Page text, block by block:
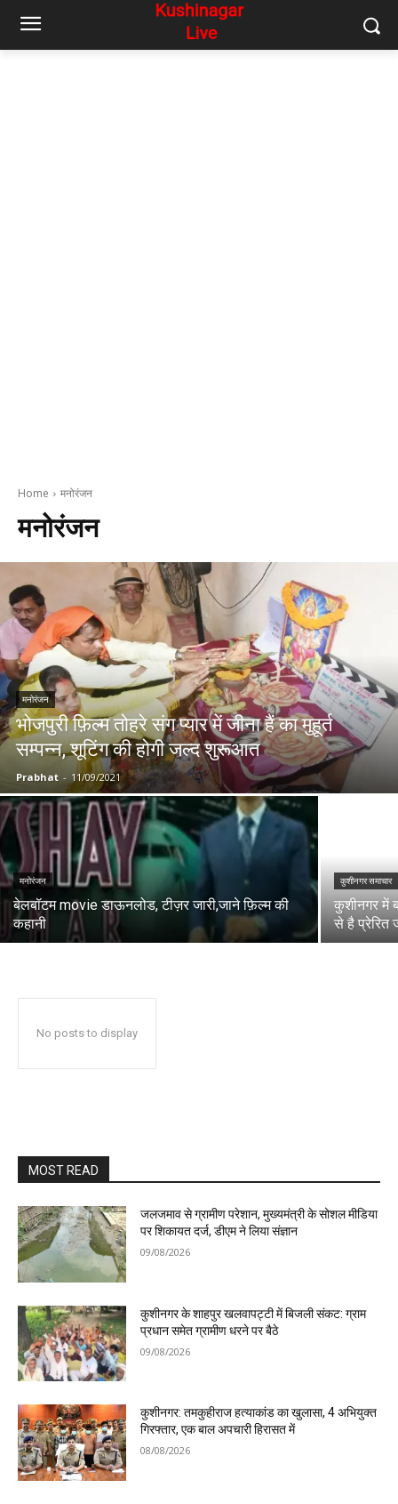
Home मनोरंजन
मनोरंजन
मनोरंजन
भोजपुरी फ़िल्म तोहरे संग प्यार में जीना हैं का मुहूर्त
सम्पन्न, शूटिंग की होगी जल्द शुरूआत
Prabhat - 11/09/2021
मनोरंजन
बेलबॉटम movie डाऊनलोड, टीज़र जारी,जाने फ़िल्म की
कहानी
कुशीनगर समाचार
कुशीनगर में
से है प्रेरित
No posts to display
MOST READ
जलजमाव से ग्रामीण परेशान, मुख्यमंत्री के सोशल मीडिया
पर शिकायत दर्ज, डीएम ने लिया संज्ञान
09/08/2026
कुशीनगर के शाहपुर खलवापट्टी में बिजली संकट: ग्राम
प्रधान समेत ग्रामीण धरने पर बैठे
09/08/2026
कुशीनगर: तमकुहीराज हत्याकांड का खुलासा, 4 अभियुक्त
गिरफ्तार, एक बाल अपचारी हिरासत में
08/08/2026